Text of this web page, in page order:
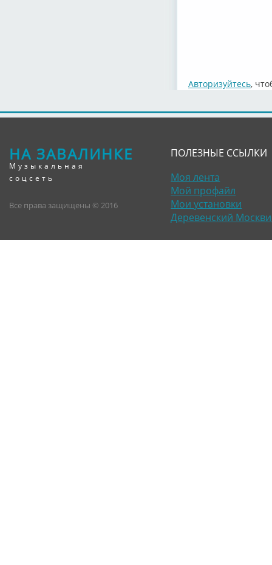
Авторизуйтесь,
НА ЗАВАЛИНКЕ
Музыкальная
соцсеть
Все права защищены © 2016
ПОЛЕЗНЫЕ ССЫЛКИ
Моя лента
Мой профайл
Мои установки
Деревенский